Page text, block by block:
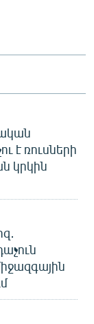
է ռուսների
կրկին